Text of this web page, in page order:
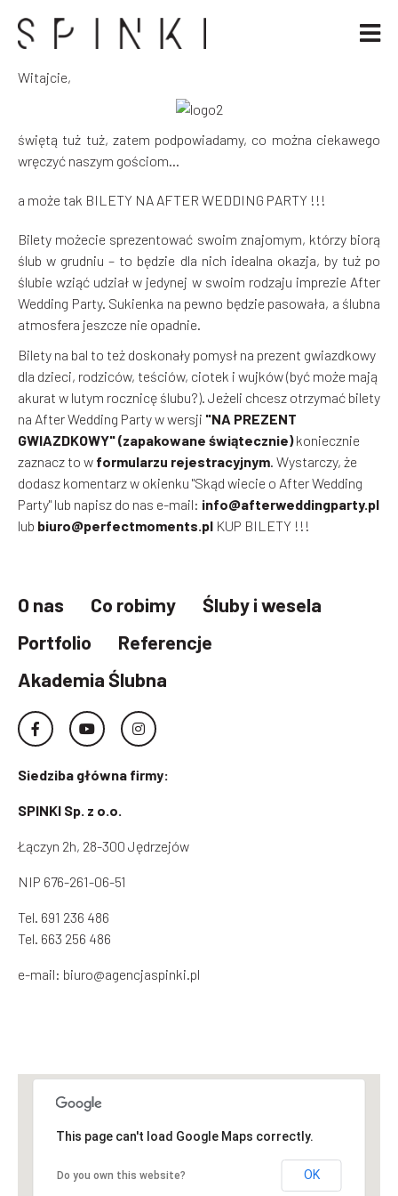
Witajcie,
świętą tuż tuż, zatem podpowiadamy, co można ciekawego
wręczyć naszym gościom…
a może tak BILETY NA AFTER WEDDING PARTY !!!
Bilety możecie sprezentować swoim znajomym, którzy biorą
ślub w grudniu – to będzie dla nich idealna okazja, by tuż po
ślubie wziąć udział w jedynej w swoim rodzaju imprezie After
Wedding Party. Sukienka na pewno będzie pasowała, a ślubna
atmosfera jeszcze nie opadnie.
Bilety na bal to też doskonały pomysł na prezent gwiazdkowy
dla dzieci, rodziców, teściów, ciotek i wujków (być może mają
akurat w lutym rocznicę ślubu?). Jeżeli chcesz otrzymać bilety
na After Wedding Party w wersji "NA PREZENT
GWIAZDKOWY" (zapakowane świątecznie)koniecznie
zaznacz to w formularzu rejestracyjnym. Wystarczy, że
dodasz komentarz w okienku "Skąd wiecie o After Wedding
Party" lub napisz do nas e-mail: info@afterweddingparty.pl
lub biuro@perfectmoments.pl KUP BILETY !!!
O nas Co robimy
Śluby i wesela
Portfolio
Referencje
Akademia Ślubna
Siedziba główna firmy:
SPINKI Sp. z o.o.
Łączyn 2h, 28-300 Jędrzejów
NIP 676-261-06-51
Tel. 691 236 486
Tel. 663 256 486
e-mail: biuro@agencjaspinki.pl
This page can't load Google Maps correctly.
Do you own this website? OK